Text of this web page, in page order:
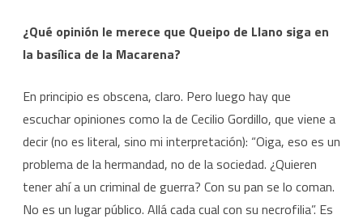
¿Qué opinión le merece que Queipo de Llano siga en
la basílica de la Macarena?
En principio es obscena, claro. Pero luego hay que
escuchar opiniones como la de Cecilio Gordillo, que viene a
decir (no es literal, sino mi interpretación): “Oiga, eso es un
problema de la hermandad, no de la sociedad. ¿Quieren
tener ahí a un criminal de guerra? Con su pan se lo coman.
No es un lugar público. Allá cada cual con su necrofilia”. Es